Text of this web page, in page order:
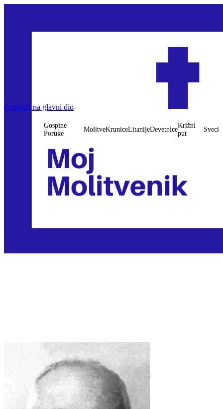
Preskoči na glavni dio
Gospine
Poruke
MolitveKruniceLitanijeDevetnice
Križni
put
Sveci